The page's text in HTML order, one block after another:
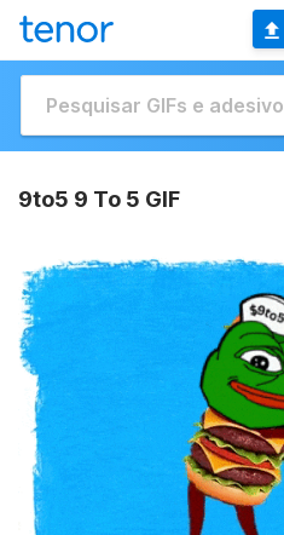
9to5 9 To 5 GIF